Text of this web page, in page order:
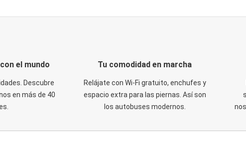
el mundo
Descubre
en más de 40
Tu comodidad en marcha
Relájate con Wi-Fi gratuito, enchufes y
espacio extra para las piernas. Así son
los autobuses modernos.